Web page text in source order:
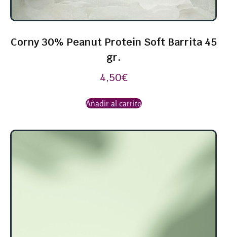
Corny 30% Peanut Protein Soft Barrita 45
gr.
4,50€
Añadir al carrito